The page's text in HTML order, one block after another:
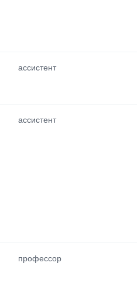
ассистент
ассистент
профессор